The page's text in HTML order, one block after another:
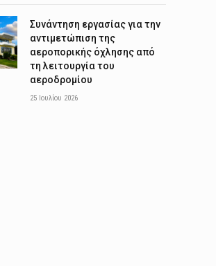
Συνάντηση εργασίας για την
αντιμετώπιση της
αεροπορικής όχλησης από
τη λειτουργία του
αεροδρομίου
25 Ιουλίου 2026